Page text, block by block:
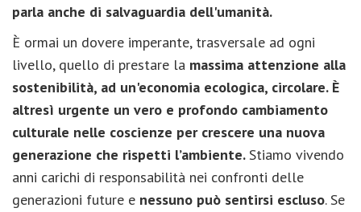
parla anche di salvaguardia dell'umanità.
È ormai un dovere imperante, trasversale ad ogni
livello, quello di prestare la massima attenzione alla
sostenibilità, ad un'economia ecologica, circolare.È
altresì urgente un vero e profondo cambiamento
culturale nelle coscienze per crescere una nuova
generazione che rispetti l’ambiente. Stiamo vivendo
anni carichi di responsabilità nei confronti delle
generazioni future e nessuno può sentirsi escluso. Se